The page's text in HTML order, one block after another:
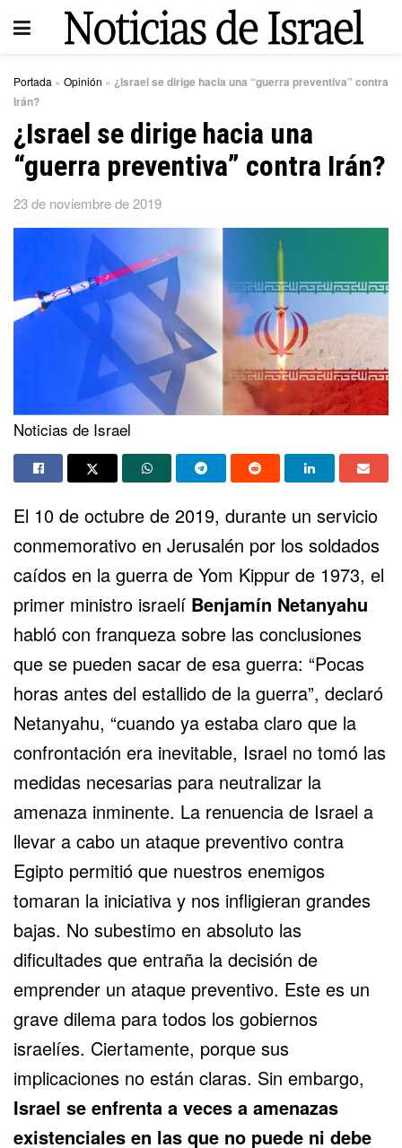
Portada » Opinión » ¿Israel se dirige hacia una “guerra preventiva” contra
Irán?
¿Israel se dirige hacia una
“guerra preventiva” contra Irán?
23 de noviembre de 2019
Noticias de Israel
El 10 de octubre de 2019, durante un servicio
conmemorativo en Jerusalén por los soldados
caídos en la guerra de Yom Kippur de 1973, el
primer ministro israelí Benjamín Netanyahu
habló con franqueza sobre las conclusiones
que se pueden sacar de esa guerra: “Pocas
horas antes del estallido de la guerra”, declaró
Netanyahu, “cuando ya estaba claro que la
confrontación era inevitable, Israel no tomó las
medidas necesarias para neutralizar la
amenaza inminente. La renuencia de Israel a
llevar a cabo un ataque preventivo contra
Egipto permitió que nuestros enemigos
tomaran la iniciativa y nos infligieran grandes
bajas. No subestimo en absoluto las
dificultades que entraña la decisión de
emprender un ataque preventivo. Este es un
grave dilema para todos los gobiernos
israelíes. Ciertamente, porque sus
implicaciones no están claras. Sin embargo,
Israel se enfrenta a veces a amenazas
existenciales en las que no puede ni debe